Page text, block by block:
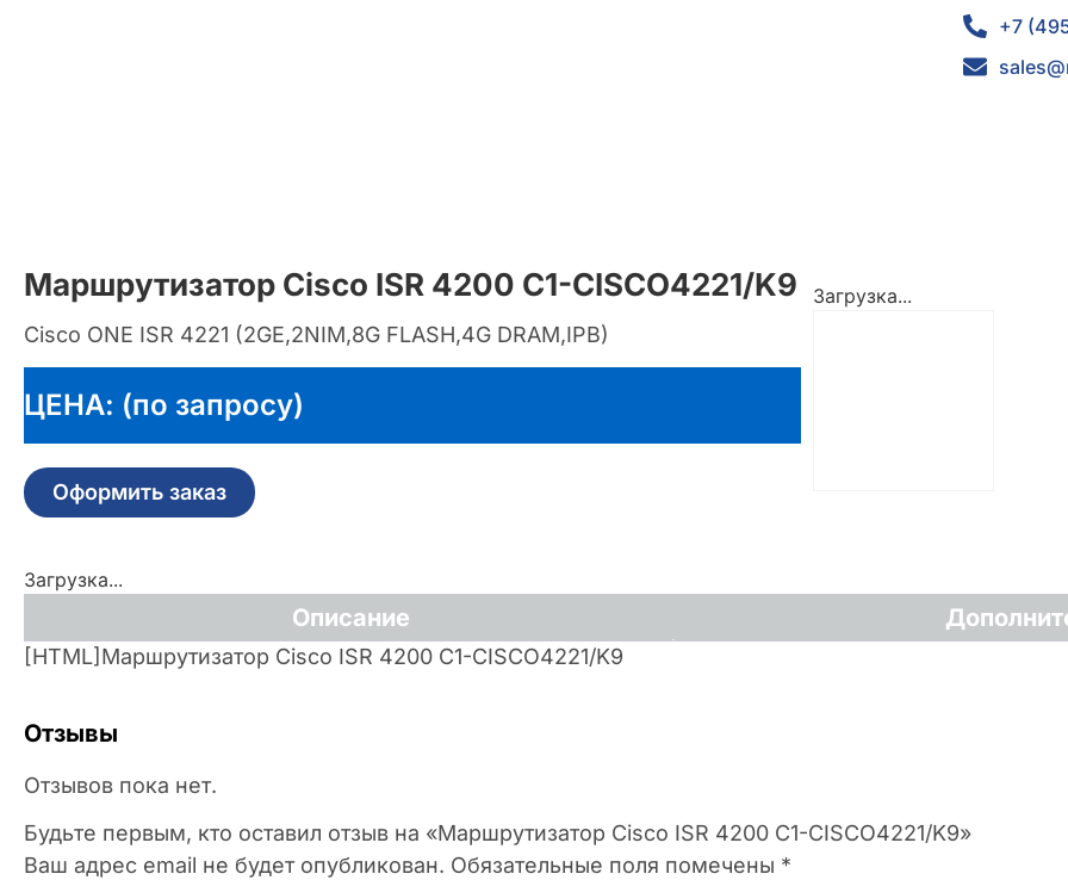
+7
Маршрутизатор Cisco ISR 4200 C1-CISCO4221/K9
Cisco ONE ISR 4221 (2GE,2NIM,8G FLASH,4G DRAM,IPB)
ЦЕНА: (по запросу)
Оформить заказ
Загрузка...
Загрузка...
Описание
[HTML]Маршрутизатор Cisco ISR 4200 C1-CISCO4221/K9
Отзывы
Отзывов пока нет.
Будьте первым, кто оставил отзыв на «Маршрутизатор Cisco ISR 4200 C1-CISCO4221/K9»
Ваш адрес email не будет опубликован. Обязательные поля помечены *